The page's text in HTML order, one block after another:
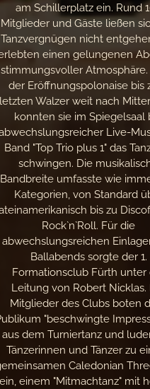
am Schillerplatz ein. Rund
Mitglieder und Gäste ließen
Tanzvergnügen nicht
einen gelungenen
stimmungsvoller Atmosphäre.
der Eröffnungspolonaise bis
letzten Walzer weit nach
konnten sie im Spiegelsaal
Live-
Band "Top Trio plus 1" das
schwingen. Die
Bandbreite umfasste wie
Kategorien, von Standard
bis zu
Rock`n`Roll. Für die
abwechslungsreichen
Ballabends sorgte der 1.
Formationsclub Fürth unter
Leitung von Robert Nicklas.
Mitglieder des Clubs boten
"beschwingte
aus dem Turniertanz und
Tänzerinnen und Tänzer zu
Caledonian
ein, einem "Mitmachtanz" mit